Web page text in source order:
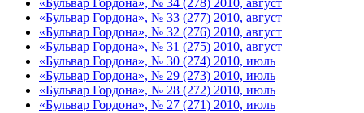
«Бульвар Гордона», № 33 (277) 2010, август
«Бульвар Гордона», № 32 (276) 2010, август
«Бульвар Гордона», № 31 (275) 2010, август
«Бульвар Гордона», № 30 (274) 2010, июль
«Бульвар Гордона», № 29 (273) 2010, июль
«Бульвар Гордона», № 28 (272) 2010, июль
«Бульвар Гордона», № 27 (271) 2010, июль